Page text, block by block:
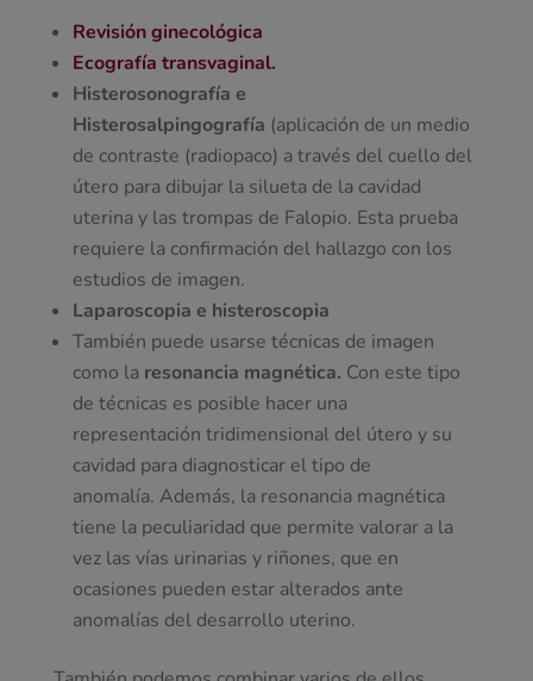
Revisión ginecológica
Ecografía transvaginal.
Histerosonografía e
Histerosalpingografía (aplicación de un medio
de contraste (radiopaco) a través del cuello del
útero para dibujar la silueta de la cavidad
uterina y las trompas de Falopio. Esta prueba
requiere la confirmación del hallazgo con los
estudios de imagen.
Laparoscopia e histeroscopia
También puede usarse técnicas de imagen
como la resonancia magnética. Con este tipo
de técnicas es posible hacer una
representación tridimensional del útero y su
cavidad para diagnosticar el tipo de
anomalía. Además, la resonancia magnética
tiene la peculiaridad que permite valorar a la
vez las vías urinarias y riñones, que en
ocasiones pueden estar alterados ante
anomalías del desarrollo uterino.